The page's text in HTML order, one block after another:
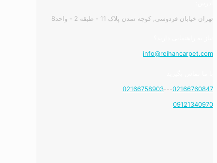
تهران خیابان فردوسی, کوچه تمدن پلاک 11 - طبقه 2 - واحد8
info@reihancarpet.com
02166760847
---
02166758903
09121340970